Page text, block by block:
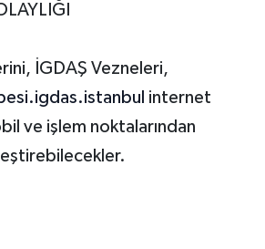
internet
ve işlem noktalarından